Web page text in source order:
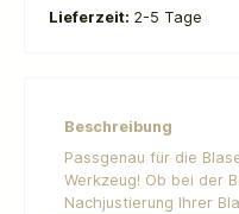
Lieferzeit: 2-5 Tage
Beschreibung
Passgenau für die
Werkzeug! Ob bei der
Nachjustierung Ihrer